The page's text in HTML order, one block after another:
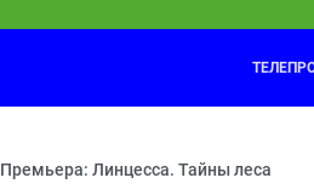
Важное поручение — Кто тут
Премьера: Линцесса. Тайны леса